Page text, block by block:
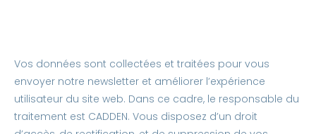
Vos données sont collectées et traitées pour vous
envoyer notre newsletter et améliorer l’expérience
utilisateur du site web. Dans ce cadre, le responsable du
traitement est CADDEN. Vous disposez d’un droit